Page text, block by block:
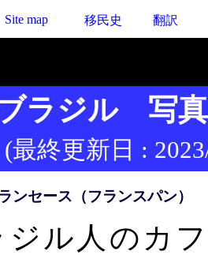
Site map 移民史 翻訳
ブラジル 写
(最終更新日 :
セース（フランスパン）
ジル人のカ